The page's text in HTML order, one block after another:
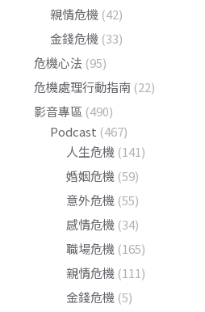
親情危機 (42)
金錢危機 (33)
危機心法 (95)
危機處理行動指南 (22)
影音專區 (490)
Podcast (467)
人生危機 (141)
婚姻危機 (59)
意外危機 (55)
感情危機 (34)
職場危機 (165)
親情危機 (111)
金錢危機 (5)